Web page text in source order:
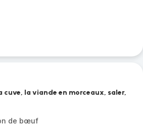
la viande en morceaux, saler,
de bœuf